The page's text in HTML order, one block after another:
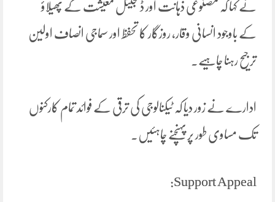
نے کہا کہ مصنوعی ذہانت اور ڈیجیٹل معیشت کے پھیلاؤ
کے باوجود انسانی وقار، روزگار کا تحفظ اور سماجی انصاف اولین
ترجیح رہنا چاہیے۔
ادارے نے زور دیا کہ ٹیکنالوجی کی ترقی کے فوائد تمام کارکنوں
تک مساوی طور پر پہنچنے چاہئیں۔
Support Appeal: